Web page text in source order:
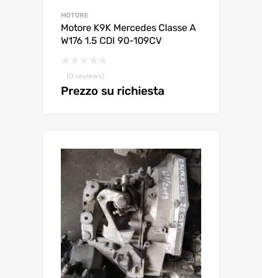
MOTORE
Motore K9K Mercedes Classe A
W176 1.5 CDI 90-109CV
(0 reviews)
Prezzo su richiesta